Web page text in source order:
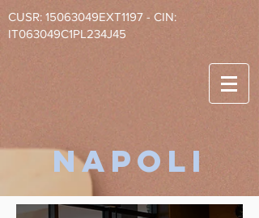
CUSR: 15063049EXT1197 - CIN:
IT063049C1PL234J45
napoli